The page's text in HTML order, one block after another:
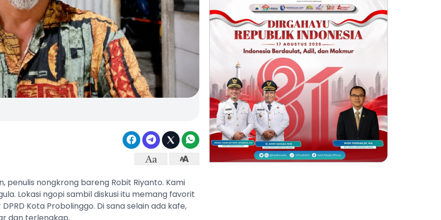
penulis nongkrong bareng Robit Riyanto. Kami
Lokasi ngopi sambil diskusi itu memang favorit
Kota Probolinggo. Di sana selain ada kafe,